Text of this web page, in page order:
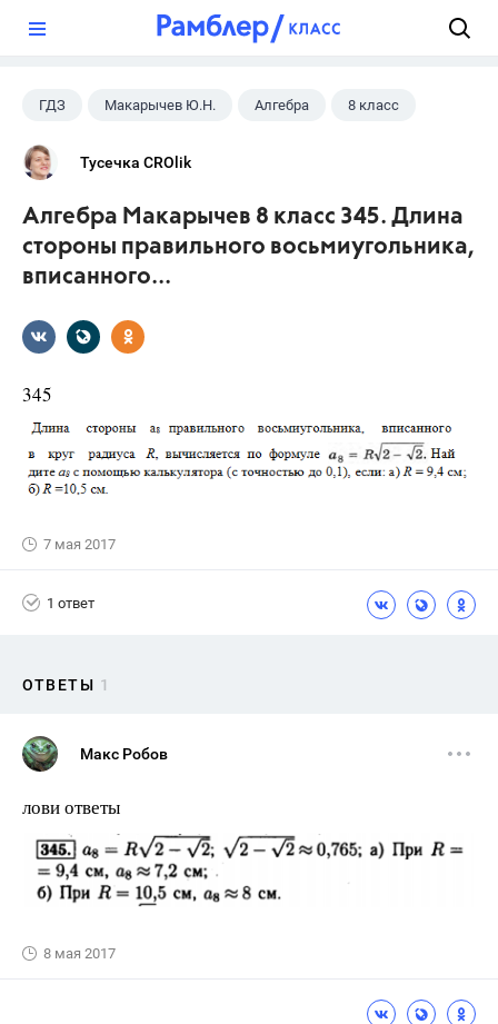
ГДЗ Макарычев Ю.Н. Алгебра 8 класс
Тусечка CROlik
Алгебра Макарычев 8 класс 345. Длина
стороны правильного восьмиугольника,
вписанного...
345
7 мая 2017
1 ответ
ОТВЕТЫ 1
Макс Робов
лови ответы
8 мая 2017